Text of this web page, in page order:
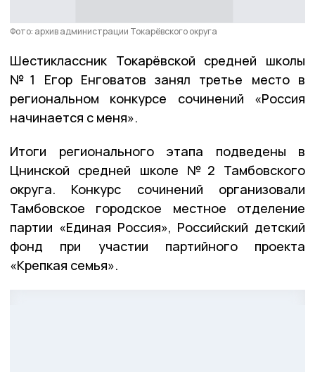
Фото: архив администрации Токарёвского округа
Шестиклассник Токарёвской средней школы
№1 Егор Енговатов занял третье место в
региональном конкурсе сочинений «Россия
начинается с меня».
Итоги регионального этапа подведены в
Цнинской средней школе №2 Тамбовского
округа. Конкурс сочинений организовали
Тамбовское городское местное отделение
партии «Единая Россия», Российский детский
фонд при участии партийного проекта
«Крепкая семья».